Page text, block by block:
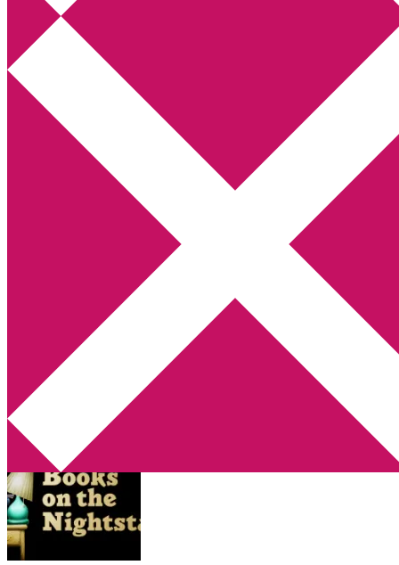
Annikas litteratur- och kulturblogg
Deckare, kriminalromaner, thrillers
Hem
Boktolva
Författarfemman
Kontakt
Webbshop Amazon
Utskriftscentralen
Min tv-blogg
You are here:Home Archives for BOTN
Här finns en podcast för alla smaker!
2013-07-30 Annika